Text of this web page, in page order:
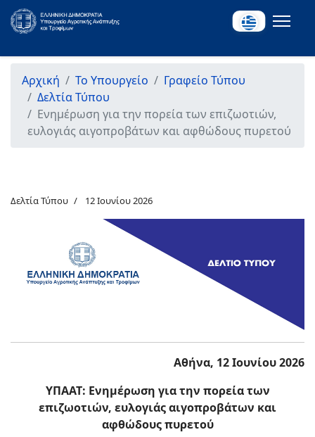
Αρχική Το Υπουργείο
Γραφείο Τύπου
Δελτία Τύπου
Ενημέρωση για την πορεία των επιζωοτιών,
ευλογιάς αιγοπροβάτων και αφθώδους πυρετού
Δελτία Τύπου 12 Ιουνίου 2026
Αθήνα, 12 Ιουνίου 2026
ΥΠΑΑΤ: Ενημέρωση για την πορεία των
επιζωοτιών, ευλογιάς αιγοπροβάτων και
αφθώδους πυρετού